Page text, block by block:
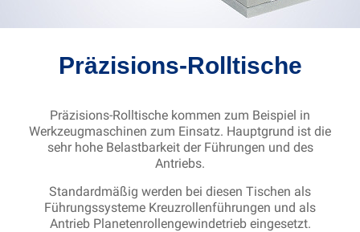
Präzisions-Rolltische
Präzisions-Rolltische kommen zum Beispiel in
Werkzeugmaschinen zum Einsatz. Hauptgrund ist die
sehr hohe Belastbarkeit der Führungen und des
Antriebs.
Standardmäßig werden bei diesen Tischen als
Führungssysteme Kreuzrollenführungen und als
Antrieb Planetenrollengewindetrieb eingesetzt.